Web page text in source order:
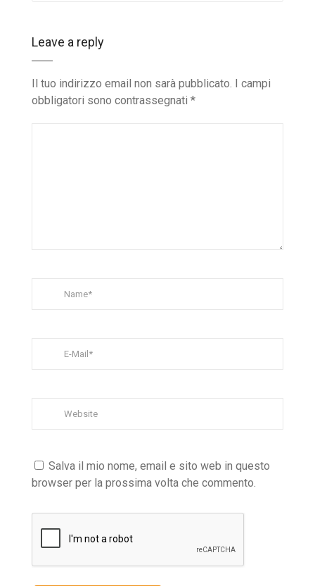
Leave a reply
Il tuo indirizzo email non sarà pubblicato. I campi
obbligatori sono contrassegnati *
Salva il mio nome, email e sito web in questo
browser per la prossima volta che commento.